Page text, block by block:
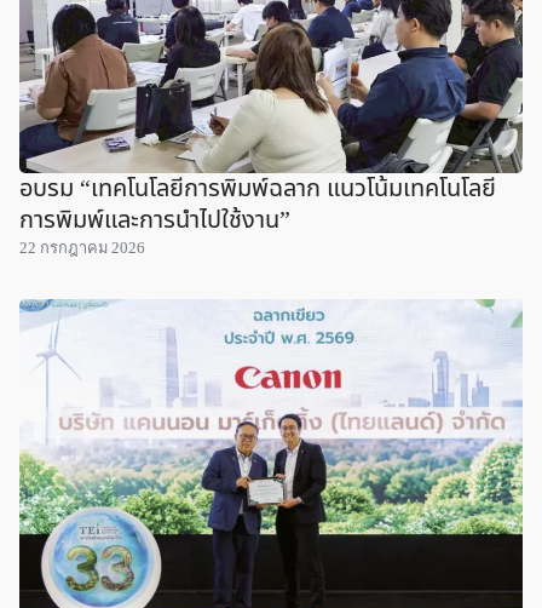
อบรม “เทคโนโลยีการพิมพ์ฉลาก แนวโน้มเทคโนโลยี
การพิมพ์และการนำไปใช้งาน”
22 กรกฎาคม 2026